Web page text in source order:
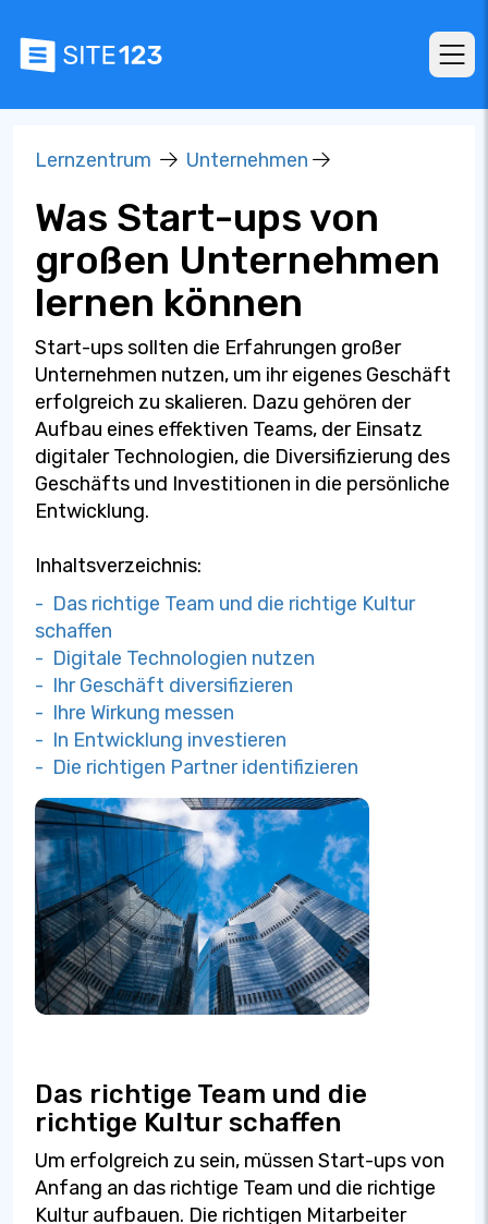
Lernzentrum Unternehmen
Was Start-ups von
großen Unternehmen
lernen können
Start-ups sollten die Erfahrungen großer
Unternehmen nutzen, um ihr eigenes Geschäft
erfolgreich zu skalieren. Dazu gehören der
Aufbau eines effektiven Teams, der Einsatz
digitaler Technologien, die Diversifizierung des
Geschäfts und Investitionen in die persönliche
Entwicklung.
Inhaltsverzeichnis:
- Das richtige Team und die richtige Kultur
schaffen
- Digitale Technologien nutzen
- Ihr Geschäft diversifizieren
- Ihre Wirkung messen
- In Entwicklung investieren
- Die richtigen Partner identifizieren
Das richtige Team und die
richtige Kultur schaffen
Um erfolgreich zu sein, müssen Start-ups von
Anfang an das richtige Team und die richtige
Kultur aufbauen. Die richtigen Mitarbeiter